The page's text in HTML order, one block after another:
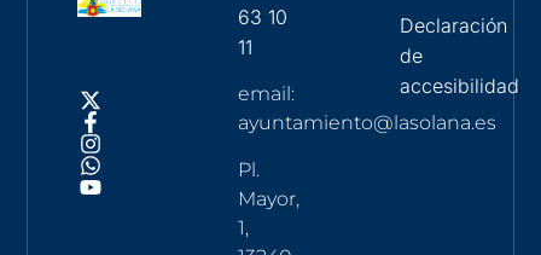
63 10
11
email:
ayuntamiento@lasolana.es
Pl.
Mayor,
1,
Declaración
de
accesibilidad